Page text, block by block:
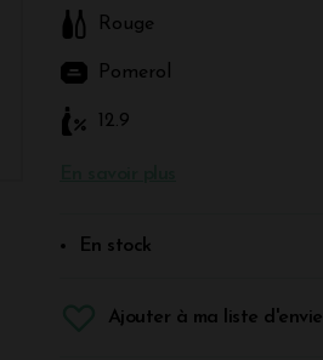
Rouge
Pomerol
12.9
En stock
Ajouter à ma liste d'envie